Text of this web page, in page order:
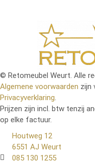
© Retomeubel Weurt. Alle
Algemene voorwaarden zijn
Privacyverklaring
Prijzen zijn incl. btw tenzij
op elke factuur.
Houtweg 12
6551 AJ Weurt
085 130 1255